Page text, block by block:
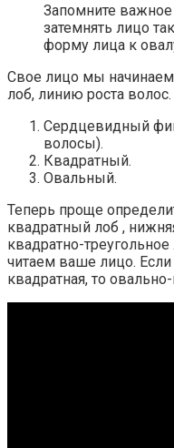
Запомните
затемнять лицо
форму лица к
Свое лицо мы начинаем
лоб, линию роста
Сердцевидный
волосы).
Квадратный.
Овальный.
Теперь проще
квадратный лоб ,
квадратно-
читаем ваше лицо.
квадратная, то